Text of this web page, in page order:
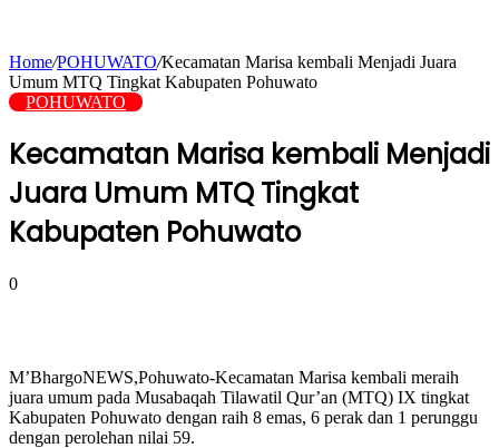
Home/POHUWATO/Kecamatan Marisa kembali Menjadi Juara
Umum MTQ Tingkat Kabupaten Pohuwato
POHUWATO
Kecamatan Marisa kembali Menjadi
Juara Umum MTQ Tingkat
Kabupaten Pohuwato
0
M’BhargoNEWS,Pohuwato-Kecamatan Marisa kembali meraih
juara umum pada Musabaqah Tilawatil Qur’an (MTQ) IX tingkat
Kabupaten Pohuwato dengan raih 8 emas, 6 perak dan 1 perunggu
dengan perolehan nilai 59.